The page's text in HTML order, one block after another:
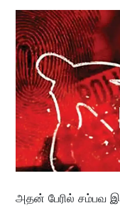
அதன் பேரில் சம்பவ